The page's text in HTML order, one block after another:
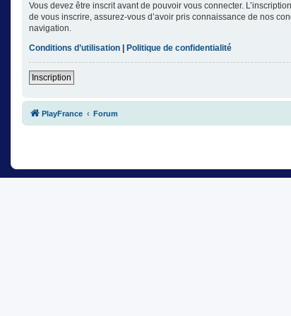
Vous devez être inscrit avant de pouvoir vous connecter.
de vous inscrire, assurez-vous d’avoir pris connaissance de nos
navigation.
Conditions d’utilisation | Politique de confidentialité
Inscription
PlayFrance Forum